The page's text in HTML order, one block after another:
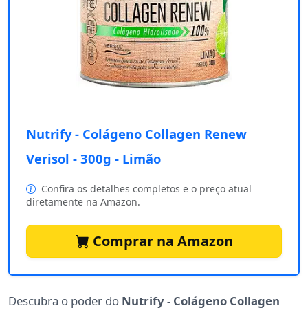
Nutrify - Colágeno Collagen Renew
Verisol - 300g - Limão
Confira os detalhes completos e o preço atual
diretamente na Amazon.
Comprar na Amazon
Descubra o poder do Nutrify - Colágeno Collagen